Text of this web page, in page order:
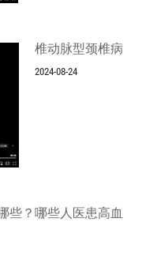
椎动脉型颈椎病
2024-08-24
些？哪些人医患高血